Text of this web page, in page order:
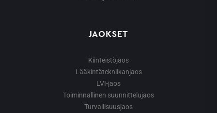
JAOKSET
Kiinteistöjaos
Lääkintätekniikanjaos
LVI-jaos
Toiminnallinen suunnittelujaos
Turvallisuusjaos